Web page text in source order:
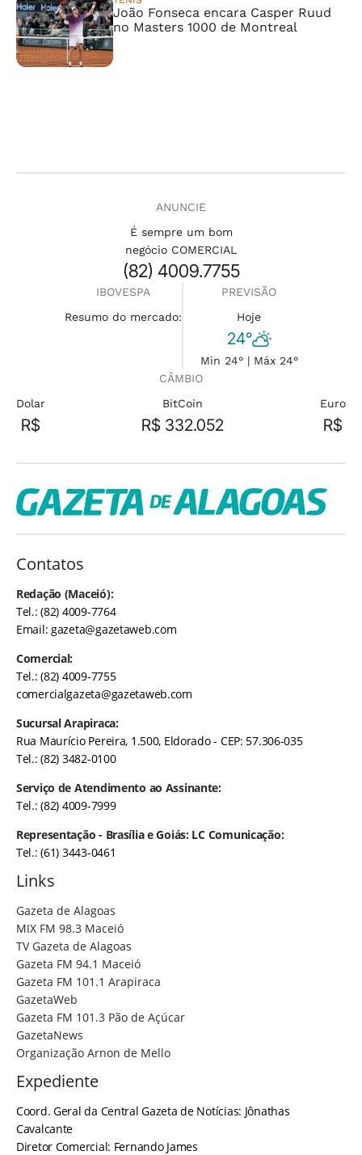
João Fonseca encara Casper Ruud
no Masters 1000 de Montreal
ANUNCIE
É sempre um bom
negócio COMERCIAL
(82) 4009.7755
IBOVESPA
Resumo do mercado:
PREVISÃO
Hoje
24°
Min 24° | Máx 24°
CÂMBIO
Dolar
R$
BitCoin
R$ 332.052
Euro
R$
Contatos
Redação (Maceió):
Tel.: (82) 4009-7764
Email:gazeta@gazetaweb.com
Comercial:
Tel.: (82) 4009-7755
comercialgazeta@gazetaweb.com
Sucursal Arapiraca:
Rua Maurício Pereira, 1.500, Eldorado - CEP: 57.306-035
Tel.: (82) 3482-0100
Serviço de Atendimento ao Assinante:
Tel.: (82) 4009-7999
Representação - Brasília e Goiás: LC Comunicação:
Tel.: (61) 3443-0461
Links
Gazeta de Alagoas
MIX FM 98.3 Maceió
TV Gazeta de Alagoas
Gazeta FM 94.1 Maceió
Gazeta FM 101.1 Arapiraca
GazetaWeb
Gazeta FM 101.3 Pão de Açúcar
GazetaNews
Organização Arnon de Mello
Expediente
Coord. Geral da Central Gazeta de Notícias: Jônathas
Cavalcante
Diretor Comercial: Fernando James